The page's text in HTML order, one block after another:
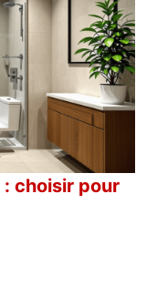
choisir pour